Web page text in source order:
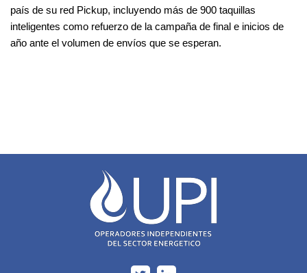
país de su red Pickup, incluyendo más de 900 taquillas
inteligentes como refuerzo de la campaña de final e inicios de
año ante el volumen de envíos que se esperan.